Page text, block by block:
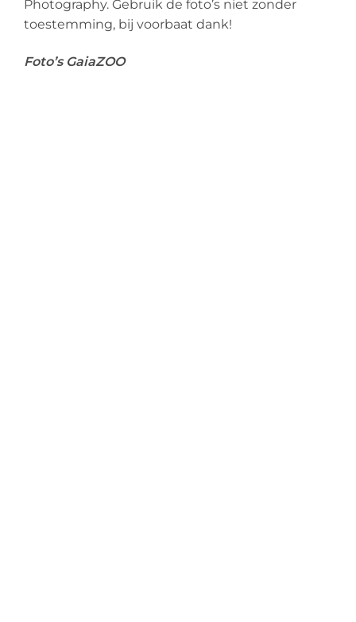
Photography. Gebruik de foto’s niet zonder
toestemming, bij voorbaat dank!
Foto’s GaiaZOO